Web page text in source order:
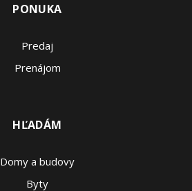
PONUKA
Predaj
Prenájom
HĽADÁM
Domy a budovy
Byty